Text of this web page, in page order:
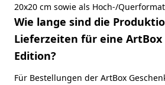
20x20 cm sowie als Hoch-/
Wie lange sind die
Lieferzeiten für eine ArtBox
Edition?
Für Bestellungen der ArtBox